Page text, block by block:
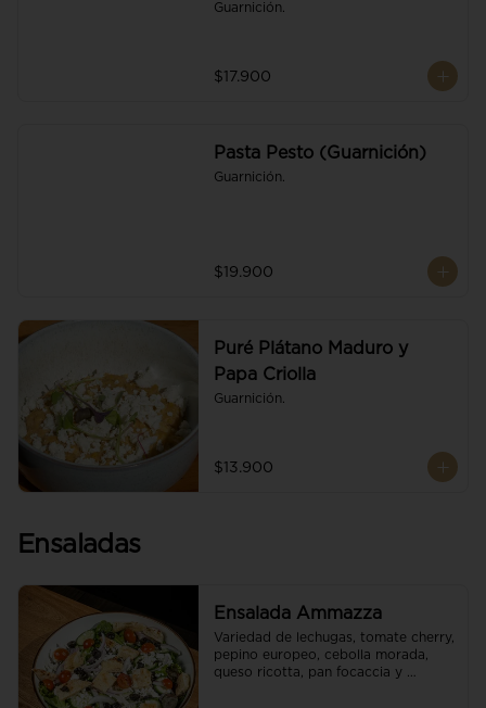
Guarnición.
$17.900
Pasta Pesto (Guarnición)
Guarnición.
$19.900
Puré Plátano Maduro y
Papa Criolla
Guarnición.
$13.900
Ensaladas
Ensalada Ammazza
Variedad de lechugas, tomate cherry,
pepino europeo, cebolla morada,
queso ricotta, pan focaccia y